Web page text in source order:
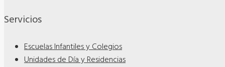
Servicios
Escuelas Infantiles y Colegios
Unidades de Día y Residencias